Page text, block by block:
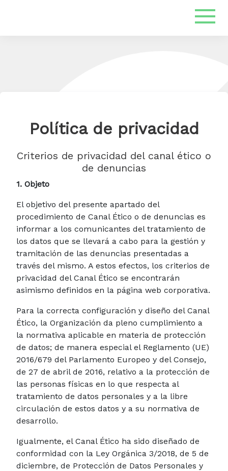
Política de privacidad
Criterios de privacidad del canal ético o
de denuncias
1. Objeto
El objetivo del presente apartado del
procedimiento de Canal Ético o de denuncias es
informar a los comunicantes del tratamiento de
los datos que se llevará a cabo para la gestión y
tramitación de las denuncias presentadas a
través del mismo. A estos efectos, los criterios de
privacidad del Canal Ético se encontrarán
asimismo definidos en la página web corporativa.
Para la correcta configuración y diseño del Canal
Ético, la Organización da pleno cumplimiento a
la normativa aplicable en materia de protección
de datos; de manera especial el Reglamento (UE)
2016/679 del Parlamento Europeo y del Consejo,
de 27 de abril de 2016, relativo a la protección de
las personas físicas en lo que respecta al
tratamiento de datos personales y a la libre
circulación de estos datos y a su normativa de
desarrollo.
Igualmente, el Canal Ético ha sido diseñado de
conformidad con la Ley Orgánica 3/2018, de 5 de
diciembre, de Protección de Datos Personales y